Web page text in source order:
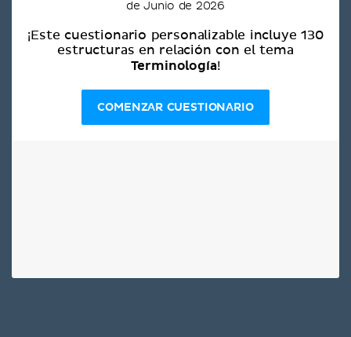
de Junio de 2026
¡Este cuestionario personalizable incluye 130
estructuras en relación con el tema
Terminología!
COMENZAR CUESTIONARIO